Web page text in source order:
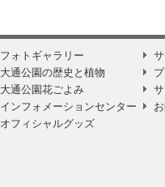
フォトギャラリー
大通公園の歴史と植物
大通公園花ごよみ
インフォメーションセンター
オフィシャルグッズ